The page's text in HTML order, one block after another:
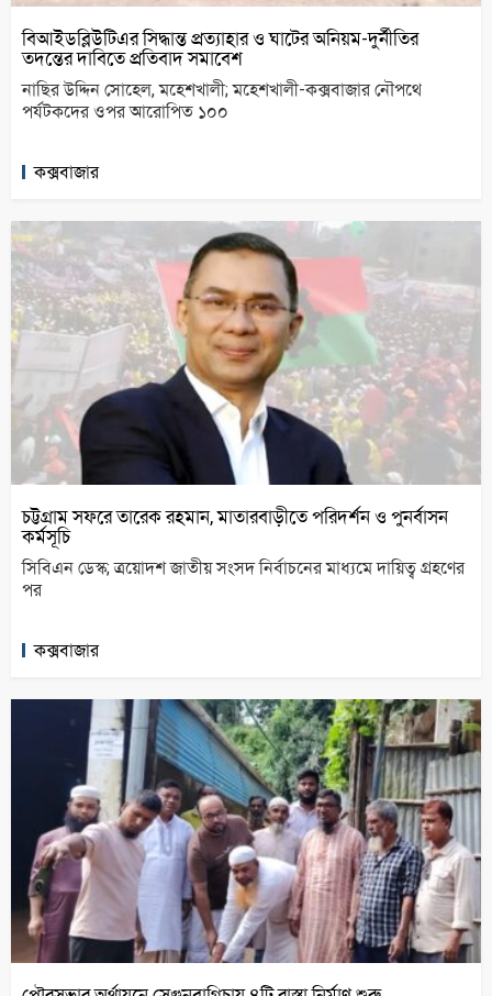
বিআইডব্লিউটিএর সিদ্ধান্ত প্রত্যাহার ও ঘাটের অনিয়ম-দুর্নীতির
তদন্তের দাবিতে প্রতিবাদ সমাবেশ
নাছির উদ্দিন সোহেল, মহেশখালী; মহেশখালী-কক্সবাজার নৌপথে
পর্যটকদের ওপর আরোপিত ১০০
কক্সবাজার
চট্টগ্রাম সফরে তারেক রহমান, মাতারবাড়ীতে পরিদর্শন ও পুনর্বাসন
কর্মসূচি
সিবিএন ডেস্ক; ত্রয়োদশ জাতীয় সংসদ নির্বাচনের মাধ্যমে দায়িত্ব গ্রহণের
পর
কক্সবাজার